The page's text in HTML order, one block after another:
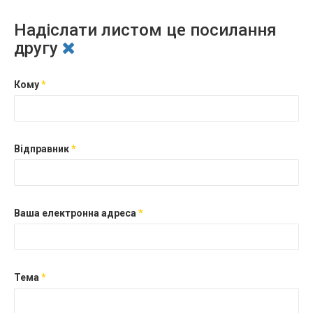
Надіслати листом це посилання
другу
Кому*
Відправник*
Ваша електронна адреса *
Тема *